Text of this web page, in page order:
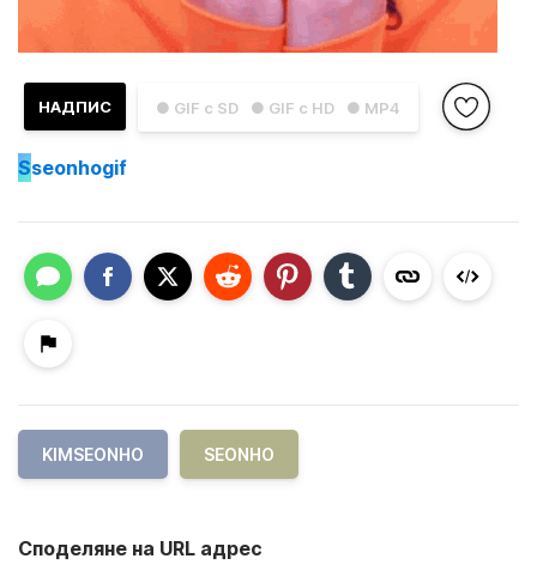
● GIF с SD ● GIF с HD ● MP4
НАДПИС
Sseonhogif
KIMSEONHO SEONHO
Споделяне на URL адрес